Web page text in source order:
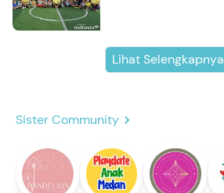
Lihat Selengkapnya
Sister Community